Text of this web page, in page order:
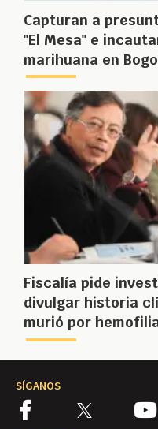
Capturan a
"El Mesa" e
marihuana en
Fiscalía pide
divulgar historia
murió por
SÍGANOS